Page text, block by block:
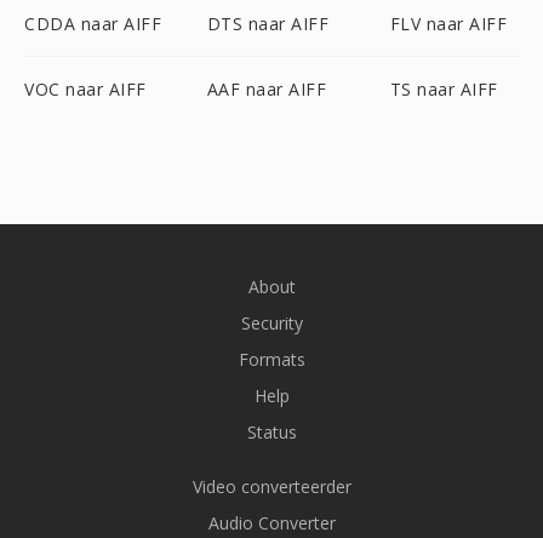
CDDA naar AIFF DTS naar AIFF FLV naar AIFF
VOC naar AIFF AAF naar AIFF TS naar AIFF
About
Security
Formats
Help
Status
Video converteerder
Audio Converter